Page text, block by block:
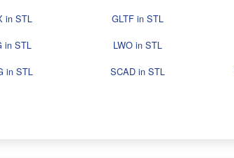
in STL GLTF in STL
in STL LWO in STL
in STL SCAD in STL